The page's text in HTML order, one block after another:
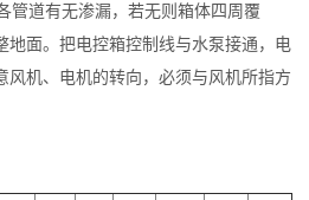
道有无渗漏，若无则箱体四周覆
地面。把电控箱控制线与水泵接通，电
风机、电机的转向，必须与风机所指方